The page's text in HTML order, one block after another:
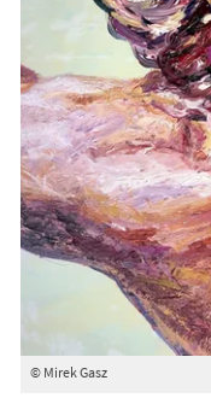
© Mirek Gasz